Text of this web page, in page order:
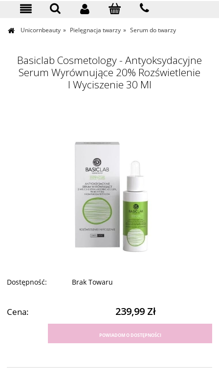
Unicornbeauty » Pielęgnacja twarzy » Serum do twarzy
Basiclab Cosmetology - Antyoksydacyjne
Serum Wyrównujące 20% Rozświetlenie
I Wyciszenie 30 Ml
Dostępność: Brak Towaru
Cena: 239,99 Zł
POWIADOM O DOSTĘPNOŚCI